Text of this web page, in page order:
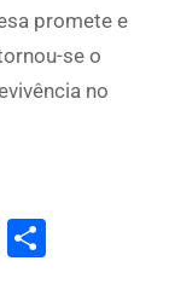
promete e
se o
no